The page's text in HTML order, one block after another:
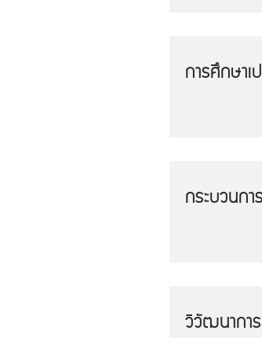
การศึกษา
กระบวนก
วิวัฒนาการ